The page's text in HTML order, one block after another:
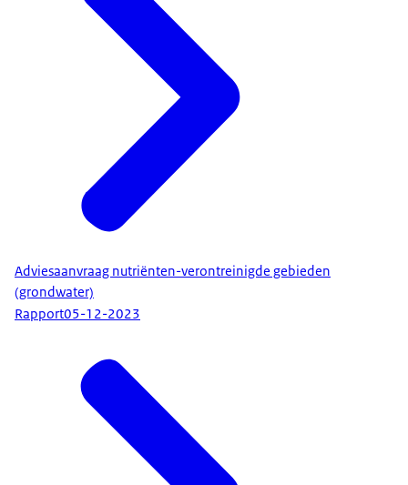
Adviesaanvraag nutriënten-verontreinigde gebieden
(grondwater)
Rapport05-12-2023